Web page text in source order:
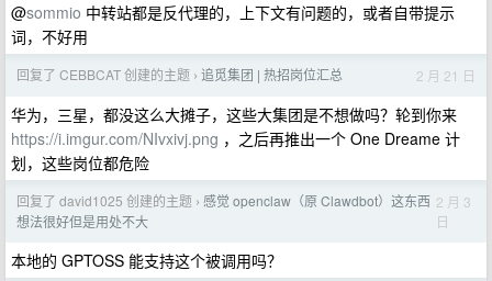
@sommio 中转站都是反代理的，上下文有问题的，或者自带提示
词，不好用
回复了 CEBBCAT 创建的主题 › 追觅集团 | 热招岗位汇总 2 月 21 日
华为，三星，都没这么大摊子，这些大集团是不想做吗？轮到你来
https://i.imgur.com/NIvxivj.png ，之后再推出一个 One Dreame 计
划，这些岗位都危险
回复了 david1025 创建的主题 › 感觉 openclaw（原 Clawdbot）这东西
想法很好但是用处不大
2 月 3
日
本地的 GPTOSS 能支持这个被调用吗？